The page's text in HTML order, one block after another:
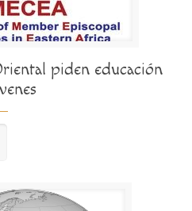
piden educación